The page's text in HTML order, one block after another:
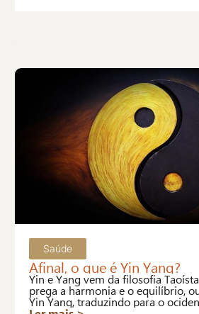
Saúde
Afinal, o que é Yin Yang?
Yin e Yang vem da filosofia
prega a harmonia e o equilíbrio,
Yin Yang, traduzindo para o